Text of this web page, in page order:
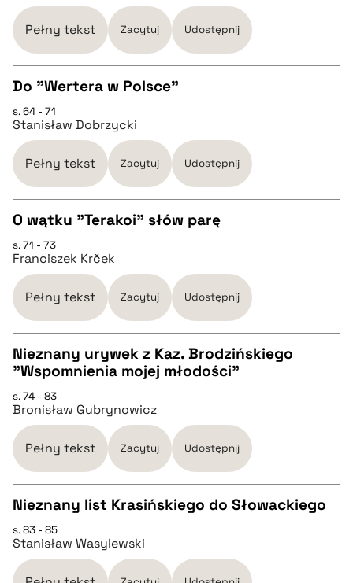
pobierz cytat
BIBTEX
Pełny tekst Zacytuj Udostępnij
CZYSTY TEKST
pobierz cytat
BIBTEX
pobierz cytat
Do "Wertera w Polsce"
s. 64 - 71
Stanisław Dobrzycki
Pełny tekst Zacytuj Udostępnij
CZYSTY TEKST
pobierz cytat
BIBTEX
O wątku "Terakoi" słów parę
s. 71 - 73
Franciszek Krček
Pełny tekst Zacytuj Udostępnij
CZYSTY TEKST
pobierz cytat
BIBTEX
Nieznany urywek z Kaz. Brodzińskiego
"Wspomnienia mojej młodości"
s. 74 - 83
Bronisław Gubrynowicz
Pełny tekst Zacytuj Udostępnij
CZYSTY TEKST
pobierz cytat
Nieznany list Krasińskiego do Słowackiego
s. 83 - 85
Stanisław Wasylewski